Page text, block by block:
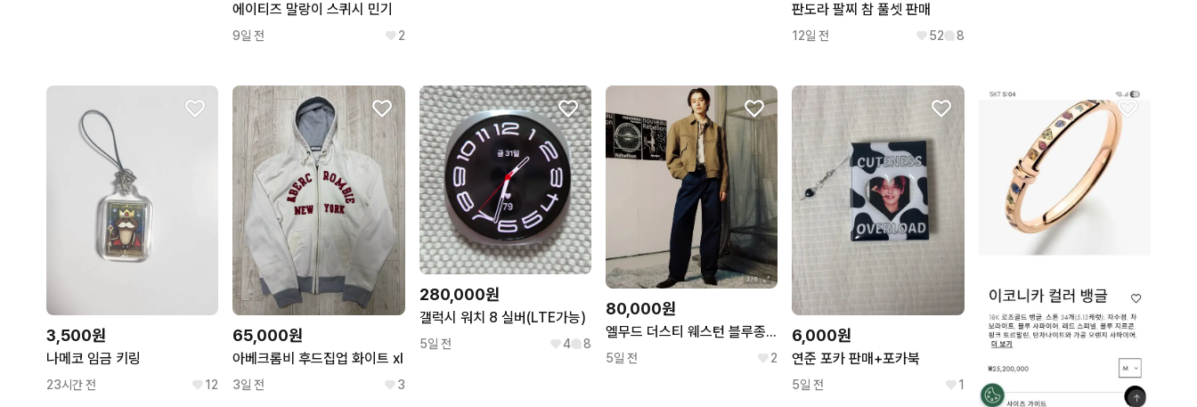
에이티즈 말랑이 스퀴시 민기
9일 전 2
판도라 팔찌 참 풀셋 판매
12일 전 52 8
3,500원
나메코 임금 키링
23시간 전 12
65,000원
아베크롬비 후드집업 화이트 xl
3일 전 3
280,000원
갤럭시 워치 8 실버(LTE가능)
5일 전 4 8
80,000원
엘무드 더스티 웨스턴 블루종 자켓 카키
5일 전 2
6,000원
연준 포카 판매+포카북
5일 전 1